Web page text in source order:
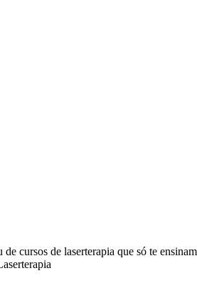
cursos de laserterapia que só te